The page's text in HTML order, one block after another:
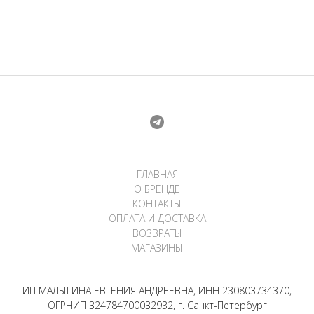
ГЛАВНАЯ
О БРЕНДЕ
КОНТАКТЫ
ОПЛАТА И ДОСТАВКА
ВОЗВРАТЫ
МАГАЗИНЫ
ИП МАЛЫГИНА ЕВГЕНИЯ АНДРЕЕВНА, ИНН 230803734370,
ОГРНИП 324784700032932, г. Санкт-Петербург